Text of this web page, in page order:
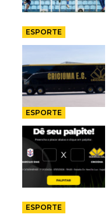
ESPORTE
ESPORTE
ESPORTE